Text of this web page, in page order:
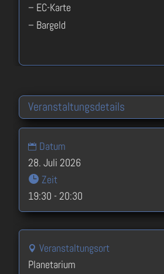
– EC-Karte
– Bargeld
Veranstaltungsdetails
Datum
28. Juli 2026
Zeit
19:30 - 20:30
Veranstaltungsort
Planetarium